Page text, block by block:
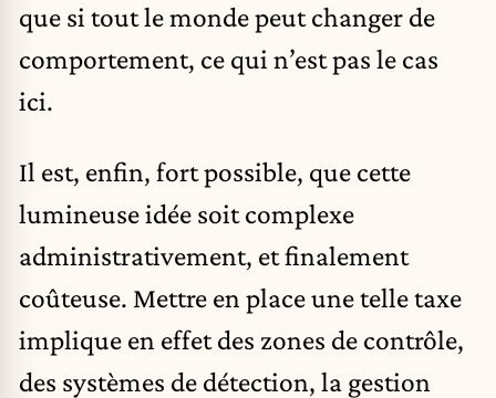
que si tout le monde peut changer de
comportement, ce qui n’est pas le cas
ici.
Il est, enfin, fort possible, que cette
lumineuse idée soit complexe
administrativement, et finalement
coûteuse. Mettre en place une telle taxe
implique en effet des zones de contrôle,
des systèmes de détection, la gestion